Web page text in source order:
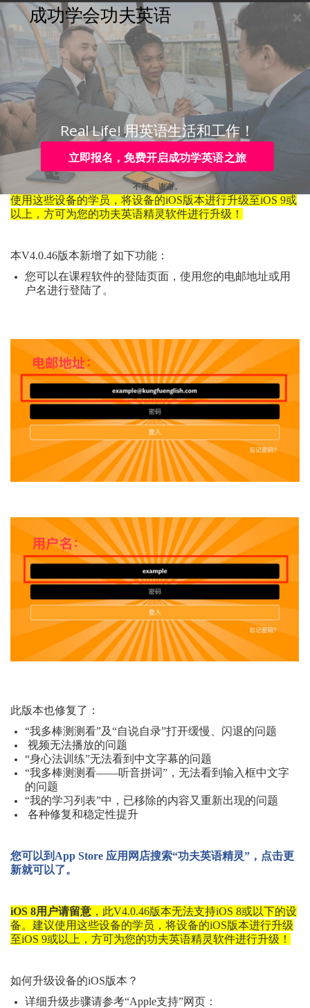
购买
注册
Toggle
navigation
咨询热线：
4006-979-088 或 +86-755-88820630
亲爱的学员，您好！
本消息正式通知您：功夫英语V4.0.46新版本
已经正式上
架，您可以随时到苹果应用网店进行升级。
请注意：此V4.0.46 版本无法支持iOS
使用这些设备的学员，将设备的iOS版本进行升级至iOS 9或
以上，方可为您的功夫英语精灵软件进行升级！
本V4.0.46版本新增了如下功能：
您可以在课程软件的登陆页面，使用您的电邮地址或用
户名进行登陆了。
此版本也修复了：
“我多棒测测看”及“自说自录”打开缓慢、闪退的问题
视频无法播放的问题
“身心法训练”无法看到中文字幕的问题
“我多棒测测看——听音拼词”，无法看到输入框中文字
的问题
“我的学习列表”中，已移除的内容又重新出现的问题
各种修复和稳定性提升
您可以到 App Store 应用网店搜索“功夫英语精灵”，点击更
新就可以了。
iOS 8用户请留意 ，此V4.0.46版本无法支持iOS 8或以下的设
备。建议使用这些设备的学员，将设备的iOS版本进行升级
至iOS 9或以上，方可为您的功夫英语精灵软件进行升级！
如何升级设备的iOS版本？
详细升级步骤请参考“Apple支持”网页：
立即报名，免费开启成功学英语之旅
成功学会功夫英语
Real Life! 用英语生活和工作！
不用， 谢谢。